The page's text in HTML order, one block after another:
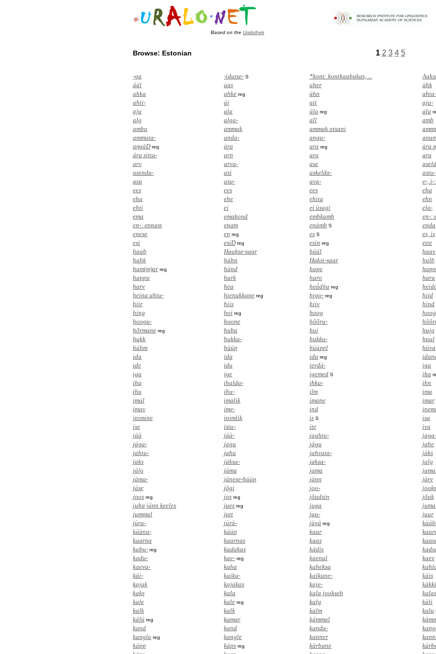
Based on the Uralothek
Browse: Estonian 1 2 3 4 5
-ga -idutse- S *kont: kontkaabakas, ...
ääl
aas aher
ähk
ahka
ahke reg ähn
ahta-
ahti-
äi ait
aja-
aju
ala äla reg ala
alg alga- all
amb
ambu
ammak ammak otsani
ammuta-
anda- angu-
aŋgāD reg ära ara reg
ära
ära sitta-
arp aru
aru
arv
arva- ase
asenda-
asi askelda-
astu-
asu
asu- ava-
e-, i-
ees
ees ees
eha
eha
ehe ehita
ehn
ehti
ei ei üsagi
ela-
ema
emakond embkumb
en-:
en-: ennast
enam enämb S
enda
enese
ep reg es S
es, is
esi
esiD reg esin reg
ette
haab
Haakse-saar hääl haav
hahk hähn Haksi-saar
halb
ham(m)ar reg händ hape
happu
hark haro
haru
harv
hea heä̀dńu reg
heina uhtu-
hienukkane reg higo- reg
hiid
hiir
hiis hiiv
hind
hing
hoi reg hoog
hoogu-
hoone hõõru-
hõrmane reg huba hui huig
hukk hukka- hukku-
huul
hühm
hüüp hüüpel
hüva
ida
ida ida reg
ide
idu ierdä-
iga
iga
ige igemed S iha
iha ihalda- ihku-
ihn
ihu
ihu- ilm
ima
imal
imalik imane
imar
imav
ime- ind
inimine
inimlik is S
isa
ise
istu- ite
iva
jää
jää- jaahtu-
jaga-
jäga-
jagu jägu
jahe
jahtu-
jahu jahvata-
jäks
jaks
jäksa- jaksa-
jalg
jälg
jäma jama
jäma-
jänese-hüüp jänn
järv
jäse
jõgi joo-
joos reg jos reg jõudsin
jõuk
juba jänn keeles
jues reg juga
jummal
jutt juu-
juur
jüra-
jürä- jüvä reg
kääna-
kääp kaar
kaarna
kaarnas kaas
kabu- reg kadakas kädis
kadu-
kae- reg kaenal
kaev
kaeva-
kaha kaheksa
käi-
kaiku- kaikune-
käis
kajak
kajakas kaje-
käkki
kaks
kala kala jookseb
kale
kale reg kalg
käli
kalk
kalk kalm kalu
kälü reg kamar kämmal
kand
kand kanda-
kangla reg kangle kanner
käpp
käps reg kärbane